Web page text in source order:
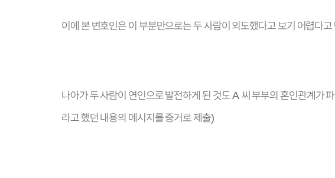
이에 본 변호인은 이 부분만으로는 두 사람이 외도했다고 보기 어렵다
나아가 두 사람이 연인으로 발전하게 된 것도A 씨 부부의 혼인관계가
라고 했던 내용의 메시지를 증거로 제출)